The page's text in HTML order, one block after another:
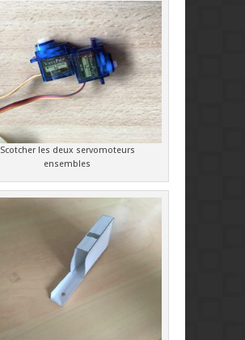
Scotcher les deux servomoteurs
ensembles